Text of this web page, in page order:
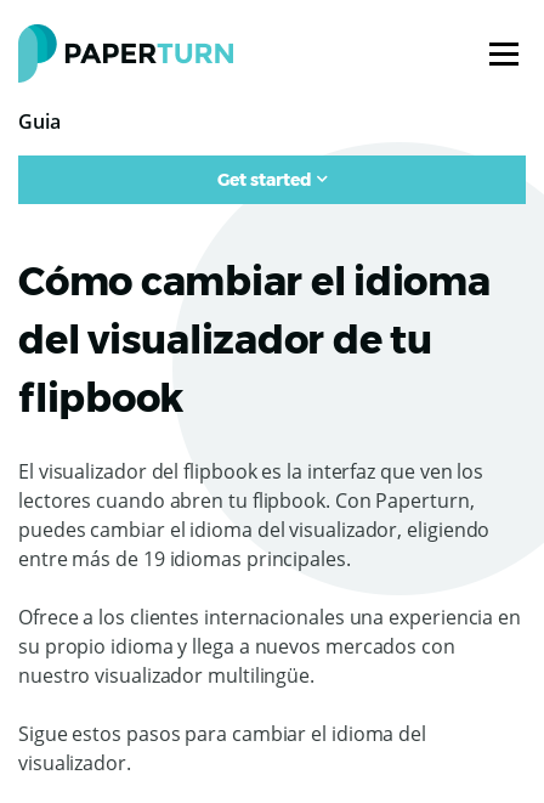
Guia
Get started
Cómo cambiar el idioma
del visualizador de tu
flipbook
El visualizador del flipbook es la interfaz que ven los
lectores cuando abren tu flipbook. Con Paperturn,
puedes cambiar el idioma del visualizador, eligiendo
entre más de 19 idiomas principales.
Ofrece a los clientes internacionales una experiencia en
su propio idioma y llega a nuevos mercados con
nuestro visualizador multilingüe.
Sigue estos pasos para cambiar el idioma del
visualizador.